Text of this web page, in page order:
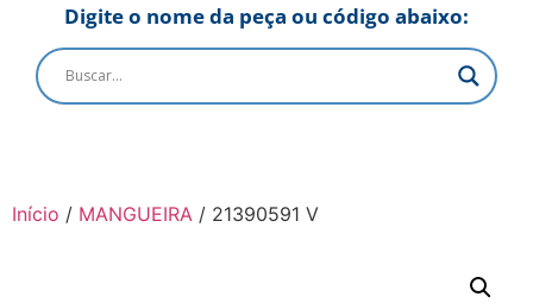
Digite o nome da peça ou código abaixo:
Início / MANGUEIRA / 21390591 V